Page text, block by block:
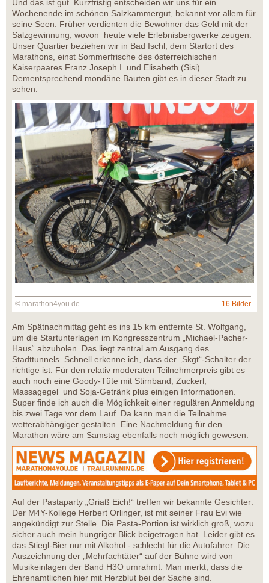
Und das ist gut. Kurzfristig entscheiden wir uns für ein
Wochenende im schönen Salzkammergut, bekannt vor allem für
seine Seen. Früher verdienten die Bewohner das Geld mit der
Salzgewinnung, wovon heute viele Erlebnisbergwerke zeugen.
Unser Quartier beziehen wir in Bad Ischl, dem Startort des
Marathons, einst Sommerfrische des österreichischen
Kaiserpaares Franz Joseph I. und Elisabeth (Sisi).
Dementsprechend mondäne Bauten gibt es in dieser Stadt zu
sehen.
© marathon4you.de 16 Bilder
Am Spätnachmittag geht es ins 15 km entfernte St. Wolfgang,
um die Startunterlagen im Kongresszentrum „Michael-Pacher-
Haus“ abzuholen. Das liegt zentral am Ausgang des
Stadttunnels. Schnell erkenne ich, dass der „Skgt“-Schalter der
richtige ist. Für den relativ moderaten Teilnehmerpreis gibt es
auch noch eine Goody-Tüte mit Stirnband, Zuckerl,
Massagegel und Soja-Getränk plus einigen Informationen.
Super finde ich auch die Möglichkeit einer regulären Anmeldung
bis zwei Tage vor dem Lauf. Da kann man die Teilnahme
wetterabhängiger gestalten. Eine Nachmeldung für den
Marathon wäre am Samstag ebenfalls noch möglich gewesen.
Auf der Pastaparty „Griaß Eich!“ treffen wir bekannte Gesichter:
Der M4Y-Kollege Herbert Orlinger, ist mit seiner Frau Evi wie
angekündigt zur Stelle. Die Pasta-Portion ist wirklich groß, wozu
sicher auch mein hungriger Blick beigetragen hat. Leider gibt es
das Stiegl-Bier nur mit Alkohol - schlecht für die Autofahrer. Die
Auszeichnung der „Mehrfachtäter“ auf der Bühne wird von
Musikeinlagen der Band H3O umrahmt. Man merkt, dass die
Ehrenamtlichen hier mit Herzblut bei der Sache sind.